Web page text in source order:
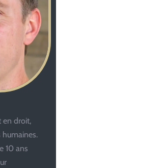
en droit,
humaines.
10 ans